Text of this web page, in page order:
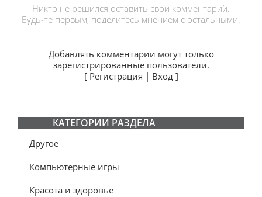
Никто не решился оставить свой комментарий.
Будь-те первым, поделитесь мнением с остальными.
Добавлять комментарии могут только
зарегистрированные пользователи.
[ Регистрация | Вход]
КАТЕГОРИИ РАЗДЕЛА
Другое
Компьютерные игры
Красота и здоровье